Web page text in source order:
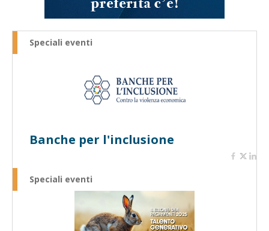
Speciali eventi
Banche per l'inclusione
Speciali eventi